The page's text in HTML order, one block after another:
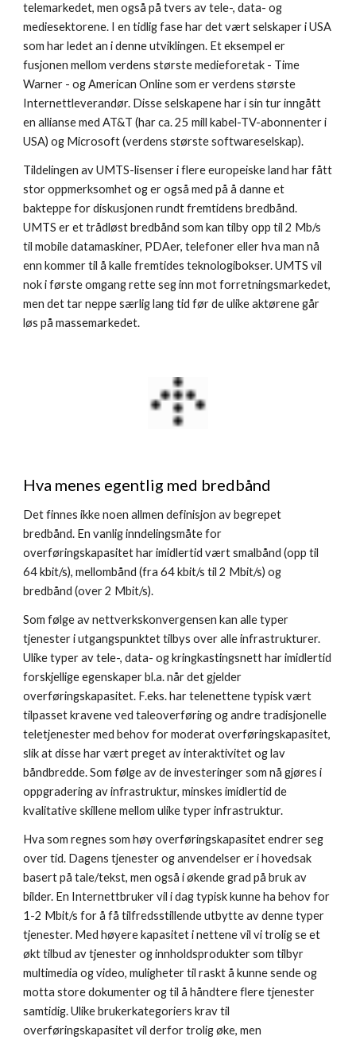
telemarkedet, men også på tvers av tele-, data- og
mediesektorene. I en tidlig fase har det vært selskaper i USA
som har ledet an i denne utviklingen. Et eksempel er
fusjonen mellom verdens største medieforetak - Time
Warner - og American Online som er verdens største
Internettleverandør. Disse selskapene har i sin tur inngått
en allianse med AT&T (har ca. 25 mill kabel-TV-abonnenter i
USA) og Microsoft (verdens største softwareselskap).
Tildelingen av UMTS-lisenser i flere europeiske land har fått
stor oppmerksomhet og er også med på å danne et
bakteppe for diskusjonen rundt fremtidens bredbånd.
UMTS er et trådløst bredbånd som kan tilby opp til 2 Mb/s
til mobile datamaskiner, PDAer, telefoner eller hva man nå
enn kommer til å kalle fremtides teknologibokser. UMTS vil
nok i første omgang rette seg inn mot forretningsmarkedet,
men det tar neppe særlig lang tid før de ulike aktørene går
løs på massemarkedet.
Hva menes egentlig med bredbånd
Det finnes ikke noen allmen definisjon av begrepet
bredbånd. En vanlig inndelingsmåte for
overføringskapasitet har imidlertid vært smalbånd (opp til
64 kbit/s), mellombånd (fra 64 kbit/s til 2 Mbit/s) og
bredbånd (over 2 Mbit/s).
Som følge av nettverkskonvergensen kan alle typer
tjenester i utgangspunktet tilbys over alle infrastrukturer.
Ulike typer av tele-, data- og kringkastingsnett har imidlertid
forskjellige egenskaper bl.a. når det gjelder
overføringskapasitet. F.eks. har telenettene typisk vært
tilpasset kravene ved taleoverføring og andre tradisjonelle
teletjenester med behov for moderat overføringskapasitet,
slik at disse har vært preget av interaktivitet og lav
båndbredde. Som følge av de investeringer som nå gjøres i
oppgradering av infrastruktur, minskes imidlertid de
kvalitative skillene mellom ulike typer infrastruktur.
Hva som regnes som høy overføringskapasitet endrer seg
over tid. Dagens tjenester og anvendelser er i hovedsak
basert på tale/tekst, men også i økende grad på bruk av
bilder. En Internettbruker vil i dag typisk kunne ha behov for
1-2 Mbit/s for å få tilfredsstillende utbytte av denne typer
tjenester. Med høyere kapasitet i nettene vil vi trolig se et
økt tilbud av tjenester og innholdsprodukter som tilbyr
multimedia og video, muligheter til raskt å kunne sende og
motta store dokumenter og til å håndtere flere tjenester
samtidig. Ulike brukerkategoriers krav til
overføringskapasitet vil derfor trolig øke, men